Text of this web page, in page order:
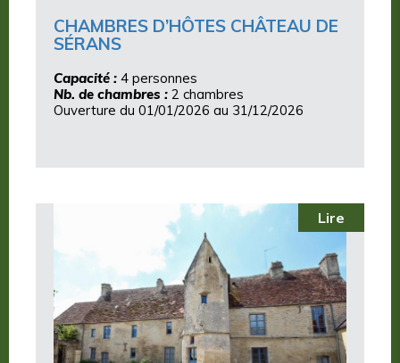
CHAMBRES D’HÔTES CHÂTEAU DE
SÉRANS
Capacité : 4 personnes
Nb. de chambres : 2 chambres
Ouverture du 01/01/2026 au 31/12/2026
Lire